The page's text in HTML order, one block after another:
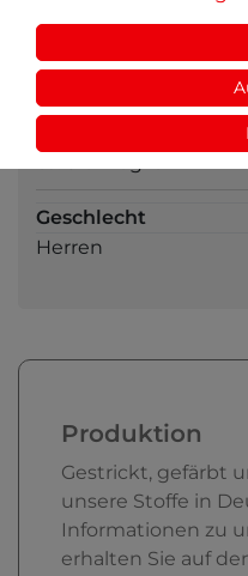
Einlaufwerte
trotz
Geschlecht
Herren
Produktion
Gestrickt, gefärbt
unsere Stoffe in
Informationen zu
erhalten Sie auf